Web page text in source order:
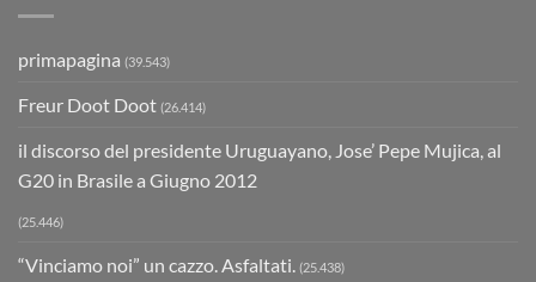
primapagina (39.543)
Freur Doot Doot (26.414)
il discorso del presidente Uruguayano, Jose’ Pepe Mujica, al
G20 in Brasile a Giugno 2012
(25.446)
“Vinciamo noi” un cazzo. Asfaltati. (25.438)